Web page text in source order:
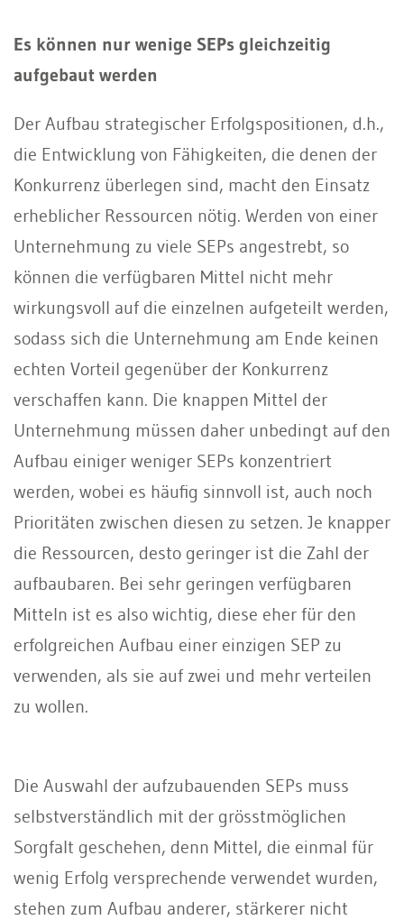
Es können nur wenige SEPs gleichzeitig
aufgebaut werden
Der Aufbau strategischer Erfolgspositionen, d.h.,
die Entwicklung von Fähigkeiten, die denen der
Konkurrenz überlegen sind, macht den Einsatz
erheblicher Ressourcen nötig. Werden von einer
Unternehmung zu viele SEPs angestrebt, so
können die verfügbaren Mittel nicht mehr
wirkungsvoll auf die einzelnen aufgeteilt werden,
sodass sich die Unternehmung am Ende keinen
echten Vorteil gegenüber der Konkurrenz
verschaffen kann. Die knappen Mittel der
Unternehmung müssen daher un­bedingt auf den
Aufbau einiger weniger SEPs konzentriert
werden, wobei es häuﬁg sinnvoll ist, auch noch
Prioritäten zwischen diesen zu setzen. Je knapper
die Ressourcen, desto geringer ist die Zahl der
aufbaubaren. Bei sehr geringen verfügbaren
Mitteln ist es also wichtig, diese eher für den
erfolgreichen Aufbau einer einzigen SEP zu
verwenden, als sie auf zwei und mehr verteilen
zu wollen.
Die Auswahl der aufzubauenden SEPs muss
selbstverständlich mit der grösstmöglichen
Sorgfalt geschehen, denn Mittel, die einmal für
wenig Erfolg versprechende verwendet wurden,
stehen zum Aufbau anderer, stärke­rer nicht